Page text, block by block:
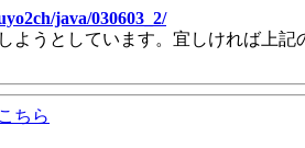
java/030603_2/
ようとしています。宜しければ上
こちら